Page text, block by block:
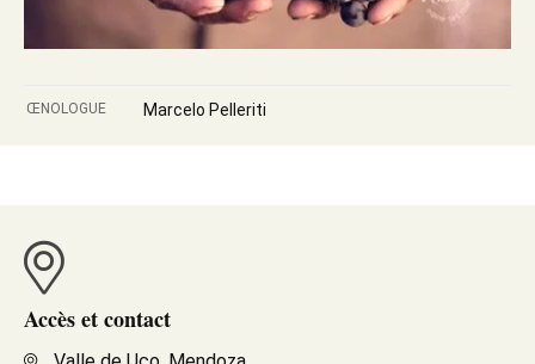
ŒNOLOGUE Marcelo Pelleriti
Accès et contact